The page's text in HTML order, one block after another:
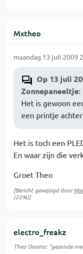
Mxtheo
maandag 13 juli 2009
Op 13 juli
Zonnepaneeltje:
Het is gewoon
een printje
Het is toch een
En waar zijn die
Groet Theo
[Bericht gewijzigd door
(22%)]
electro_freakz
Theo Dooms: "gezonde